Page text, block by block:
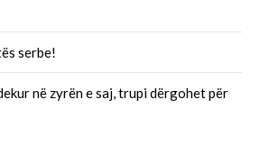
serbe!
në zyrën e saj, trupi dërgohet për